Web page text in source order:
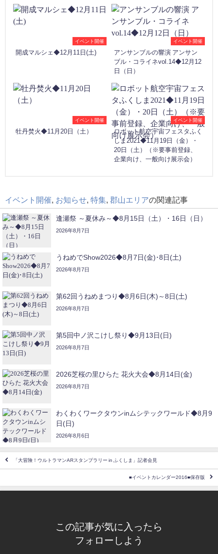
イベント開催
開成マルシェ◆12月11日(土)
イベント開催
アンサンブルの響演 アンサン
ブル・コライネvol.14◆12月12
日（日）
イベント開催
牡丹焚火◆11月20日（土）
イベント開催
ロボット航空宇宙フェスタふく
しま2021◆11月19日（金）・
20日（土）（※要事前登録、
企業向け、一般向け展示会）
イベント開催 お知らせ 特集 郡山エリアの関連記事
逢瀬祭 ～夏休み～◆8月15日（土）・16日（日）
2026年8月7日
うねめでShow2026◆8月7日(金)･8日(土)
2026年8月7日
第62回うねめまつり◆8月6日(木)～8日(土)
2026年8月7日
第5回中ノ沢こけし祭り◆9月13日(日)
2026年8月7日
2026芝桜の里ひらた 花火大会◆8月14日(金)
2026年8月7日
わくわくワークタウンinムシテックワールド◆8月9
日(日)
2026年8月6日
「大冒険！ウルトラマンARスタンプラリー in ふくしま」記者会見
■イベントカレンダー2016■保存版
この記事が気に入ったら
フォローしよう